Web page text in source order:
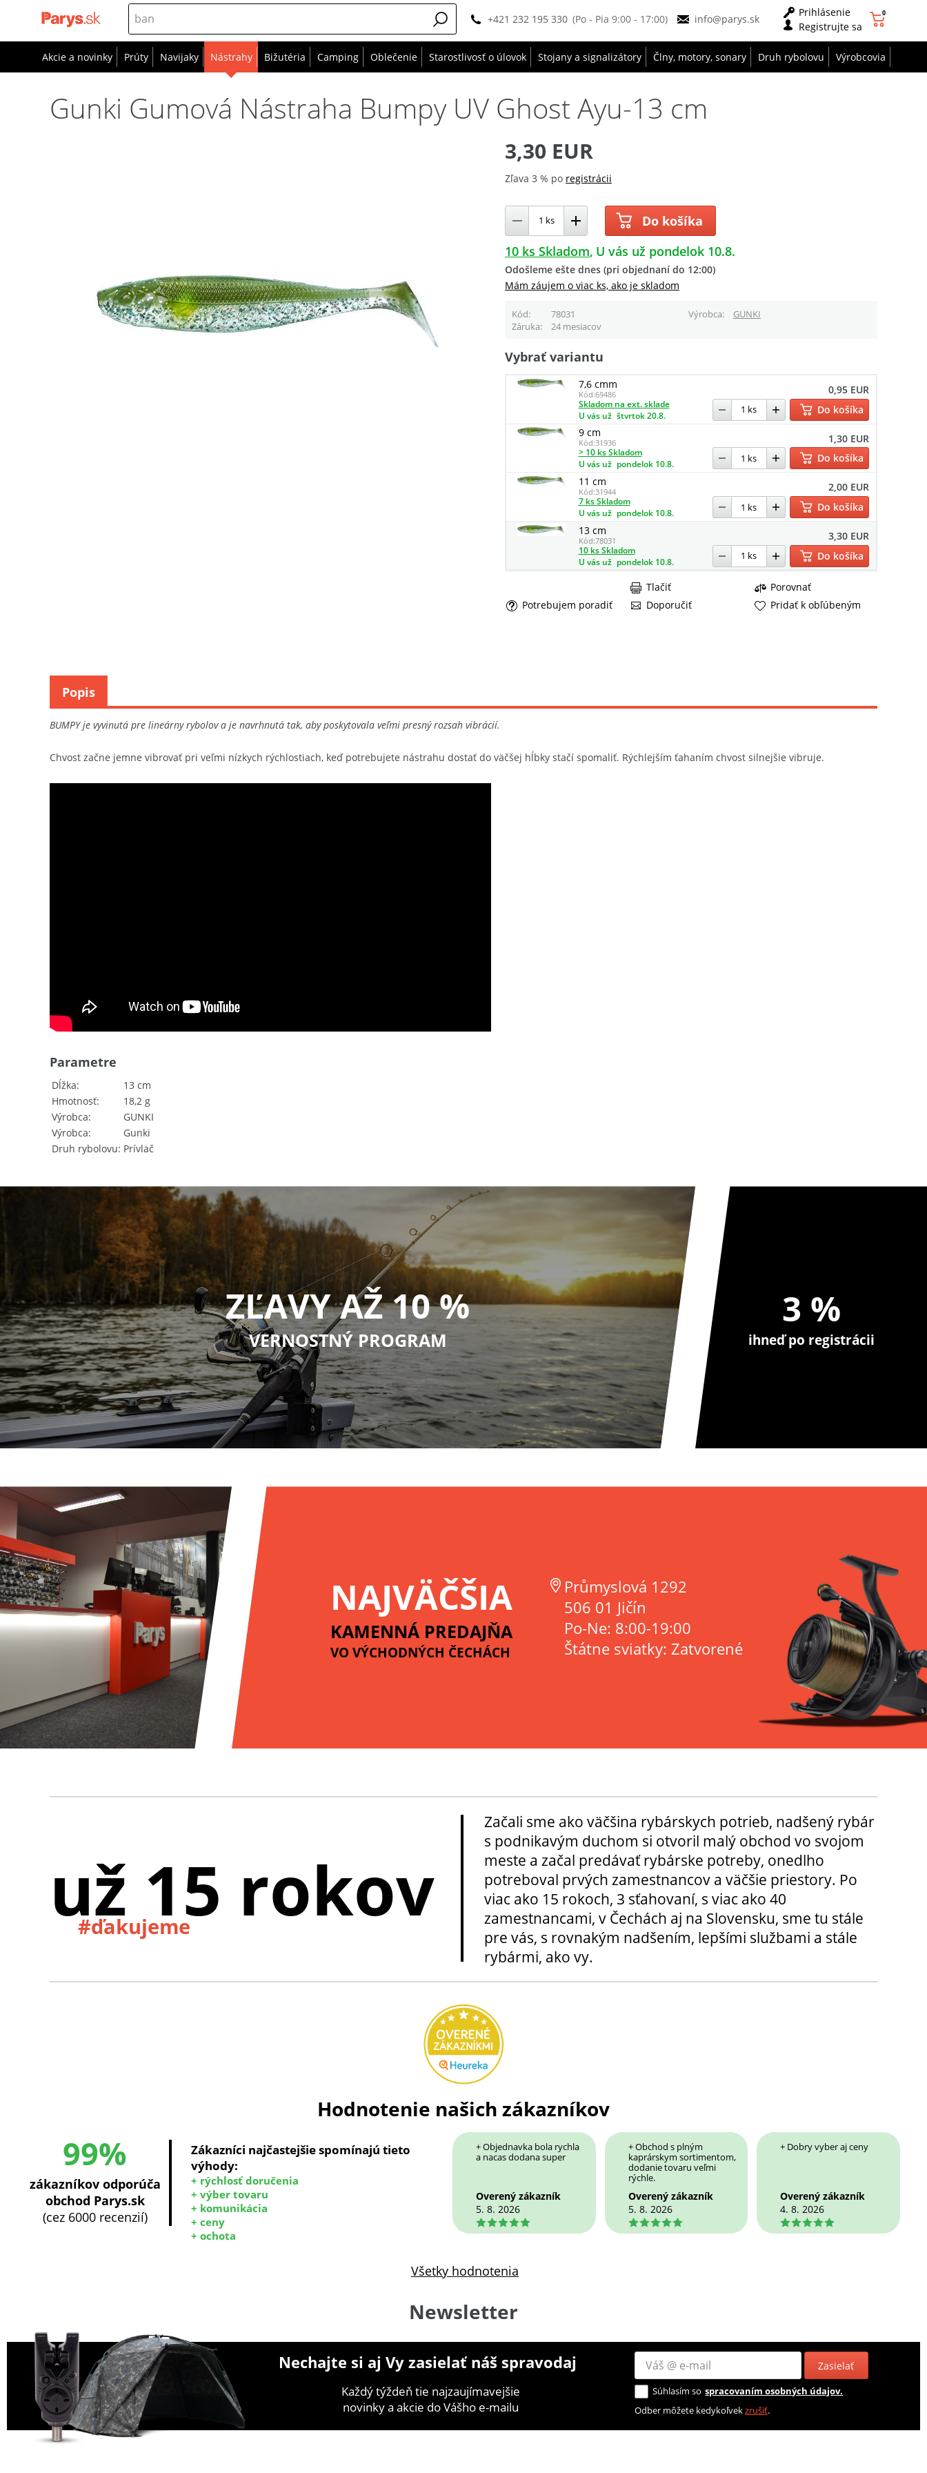
+421 232 195 330 (Po - Pia 9:00 - 17:00) info@parys.sk
Prihlásenie
Registrujte sa
0
Akcie a novinky Prúty Navijaky Nástrahy Bižutéria Camping Oblečenie Starostlivosť o úlovok Stojany a signalizátory Člny, motory, sonary Druh rybolovu Výrobcovia
Gunki Gumová Nástraha Bumpy UV Ghost Ayu-13 cm
3,30 EUR
Zľava 3 % po registrácii
Do košíka
10 ks Skladom U vás už pondelok 10.8.
Odošleme ešte dnes (pri objednaní do 12:00)
Mám záujem o viac ks, ako je skladom
Kód 78031 Výrobca
GUNKI
Záruka
24 mesiacov
Vybrať variantu
7,6 cmm
Kód:69486 0,95 EUR
Skladom na ext. sklade
U vás už štvrtok 20.8.
Do košíka
9 cm
Kód:31936 1,30 EUR
> 10 ks Skladom
U vás už pondelok 10.8.
Do košíka
11 cm
Kód:31944 2,00 EUR
7 ks Skladom
U vás už pondelok 10.8.
Do košíka
13 cm
Kód:78031 3,30 EUR
10 ks Skladom
U vás už pondelok 10.8. Do košíka
Porovnať
Potrebujem poradiť
Doporučiť
Tlačiť
Pridať k obľúbeným
BUMPY je vyvinutá pre lineárny rybolov a je navrhnutá tak, aby poskytovala veľmi presný rozsah vibrácií.
Chvost začne jemne vibrovať pri veľmi nízkych rýchlostiach, keď potrebujete nástrahu dostať do väčšej hĺbky stačí spomaliť. Rýchlejším ťahaním chvost silnejšie vibruje.
Dĺžka
13 cm
Hmotnosť
18,2 g
Výrobca
GUNKI
Výrobca
Gunki
Druh rybolovu Prívlač
Parametre
Popis
ZĽAVY AŽ 10 %
VERNOSTNÝ PROGRAM
3 %
ihneď po registrácii
NAJVÄČŠIA
KAMENNÁ PREDAJŇA
VO VÝCHODNÝCH ČECHÁCH
Průmyslová 1292
506 01 Jičín
Po-Ne: 8:00-19:00
Štátne sviatky: Zatvorené
už 15 rokov
#ďakujeme
Začali sme ako väčšina rybárskych potrieb, nadšený rybár
s podnikavým duchom si otvoril malý obchod vo svojom
meste a začal predávať rybárske potreby, onedlho
potreboval prvých zamestnancov a väčšie priestory. Po
viac ako 15 rokoch, 3 sťahovaní, s viac ako 40
zamestnancami, v Čechách aj na Slovensku, sme tu stále
pre vás, s rovnakým nadšením, lepšími službami a stále
rybármi, ako vy.
Hodnotenie našich zákazníkov
99%
zákazníkov odporúča
obchod Parys.sk
(cez 6000 recenzií)
Zákazníci najčastejšie spomínajú tieto
výhody:
+ rýchlosť doručenia
+ výber tovaru
+ komunikácia
+ ceny
+ ochota
+ Objednavka bola rychla
a nacas dodana super
Overený zákazník
5. 8. 2026
5
+ Obchod s plným
kaprárskym sortimentom,
dodanie tovaru veľmi
rýchle.
Overený zákazník
5. 8. 2026
5
+ Dobry vyber aj ceny
Overený zákazník
4. 8. 2026
5
Všetky hodnotenia
Newsletter
Nechajte si aj Vy zasielať náš spravodaj Zasielať
Každý týždeň tie najzaujímavejšie
novinky a akcie do Vášho e-mailu
Súhlasím so spracovaním osobných údajov.
Odber môžete kedykoľvekzrušiť.